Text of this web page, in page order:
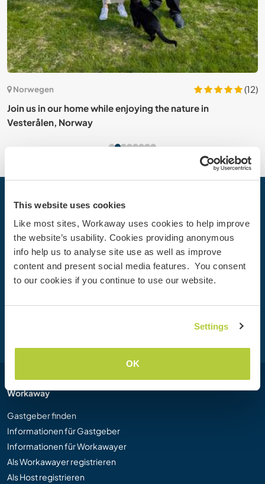
This website uses cookies
Like most sites, Workaway uses cookies to help improve
the website’s usability. Cookies providing anonymous
info help us to analyse site use as well as improve
content and present social media features. You consent
to our cookies if you continue to use our website.
Settings
OK
Norwegen
(12)
Join us in our home while enjoying the nature in
Vesterålen, Norway
Dein nächstes Abenteuer beginnt
heute
Werde heute Mitglied der Workaway-Community und
erlebe einzigartige Reiseerfahrungen mit mehr als 50.000
Möglichkeiten weltweit.
Workaway
Gastgeber finden
Informationen für Gastgeber
Informationen für Workawayer
Als Workawayer registrieren
Als Host registrieren